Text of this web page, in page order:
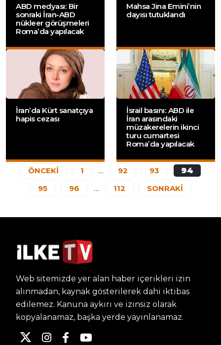
ABD medyası: Bir
sonraki İran-ABD
nükleer görüşmeleri
Roma’da yapılacak
Mahsa Jina Emini’nin
dayısı tutuklandı
İran’da Kürt sanatçıya
hapis cezası
İsrail basını: ABD ile
İran arasındaki
müzakerelerin ikinci
turu cumartesi
Roma’da yapılacak
ÖNCEKİ 1 … 92 93
94
95
96 … 112 SONRAKİ
Web sitemizde yer alan haber içerikleri izin
alınmadan, kaynak gösterilerek dahi iktibas
edilemez. Kanuna aykırı ve izinsiz olarak
kopyalanamaz, başka yerde yayınlanamaz.